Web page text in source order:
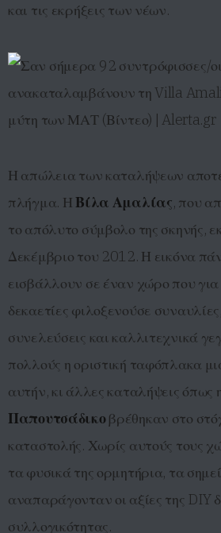
και τις εκρήξεις των νέων.
Η απώλεια των καταλήψεων
πλήγμα. Η Βίλα Αμαλίας, που
το απόλυτο σύμβολο της σκηνής,
Δεκέμβριο του 2012. Η εικόνα
εισβάλλουν σε έναν χώρο που
δεκαετίες φιλοξενούσε
συνελεύσεις και καλλιτεχνικά
πολλούς η οριστική ταφόπλακα
αυτήν, κι άλλες καταλήψεις όπως
Παπουτσάδικοβρέθηκαν στο
καταστολής. Χωρίς αυτούς τους
τα φυσικά της ορμητήρια, τα
αναπαράγονταν οι αξίες της DIY
συλλογικότητας.